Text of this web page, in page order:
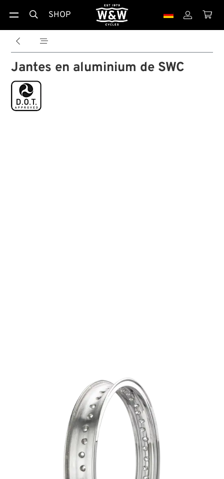
 SHOP  
 
Jantes en aluminium de SWC